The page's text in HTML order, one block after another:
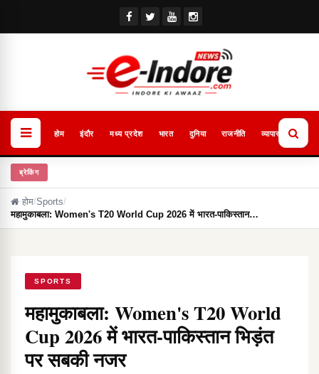
होम इंदौर मध्य प्रदेश भारत दुनिया राजनीति व्यापार खेल
ब्रेकिंग
होम/Sports/
महामुकाबला: Women's T20 World Cup 2026 में भारत-पाकिस्तान…
SPORTS
महामुकाबला: Women's T20 World
Cup 2026 में भारत-पाकिस्तान भिड़ंत
पर सबकी नजर